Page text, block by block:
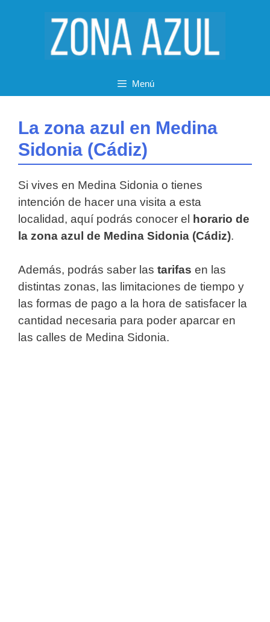
Menú
La zona azul en Medina
Sidonia (Cádiz)
Si vives en Medina Sidonia o tienes
intención de hacer una visita a esta
localidad, aquí podrás conocer el horario de
la zona azul de Medina Sidonia (Cádiz).
Además, podrás saber las tarifas en las
distintas zonas, las limitaciones de tiempo y
las formas de pago a la hora de satisfacer la
cantidad necesaria para poder aparcar en
las calles de Medina Sidonia.